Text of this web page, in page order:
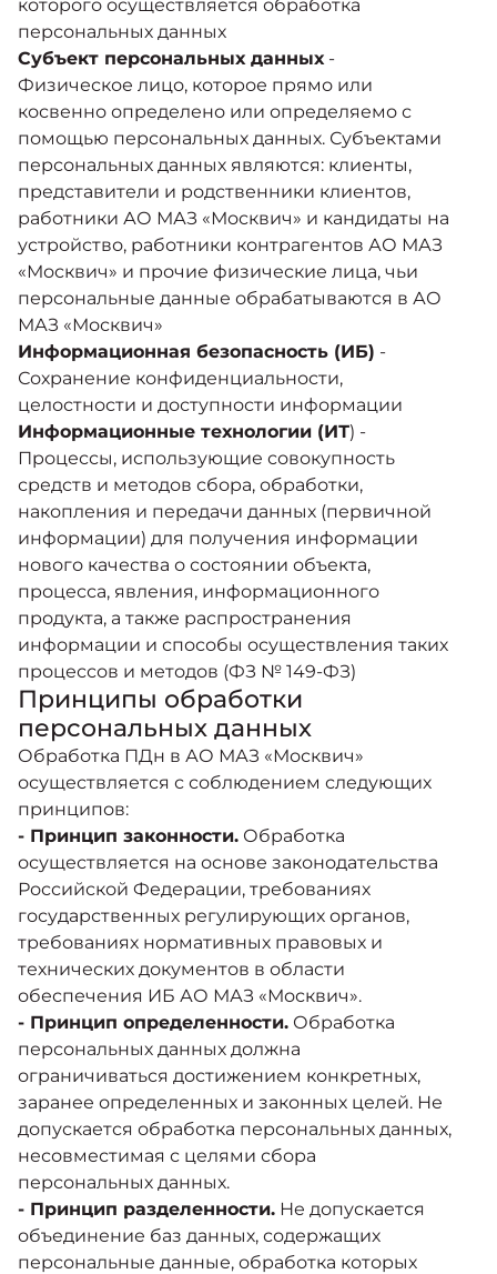
которого осуществляется обработка
персональных данных
Субъект персональных данных-
Физическое лицо, которое прямо или
косвенно определено или определяемо с
помощью персональных данных. Субъектами
персональных данных являются: клиенты,
представители и родственники клиентов,
работники АО МАЗ «Москвич» и кандидаты на
устройство, работники контрагентов АО МАЗ
«Москвич» и прочие физические лица, чьи
персональные данные обрабатываются в АО
МАЗ «Москвич»
Информационная безопасность (ИБ) -
Сохранение конфиденциальности,
целостности и доступности информации
Информационные технологии (ИТ) -
Процессы, использующие совокупность
средств и методов сбора, обработки,
накопления и передачи данных (первичной
информации) для получения информации
нового качества о состоянии объекта,
процесса, явления, информационного
продукта, а также распространения
информации и способы осуществления таких
процессов и методов (ФЗ № 149-ФЗ)
Принципы обработки
персональных данных
Обработка ПДн в АО МАЗ «Москвич»
осуществляется с соблюдением следующих
принципов:
- Принцип законности. Обработка
осуществляется на основе законодательства
Российской Федерации, требованиях
государственных регулирующих органов,
требованиях нормативных правовых и
технических документов в области
обеспечения ИБ АО МАЗ «Москвич».
- Принцип определенности. Обработка
персональных данных должна
ограничиваться достижением конкретных,
заранее определенных и законных целей. Не
допускается обработка персональных данных,
несовместимая с целями сбора
персональных данных.
- Принцип разделенности. Не допускается
объединение баз данных, содержащих
персональные данные, обработка которых